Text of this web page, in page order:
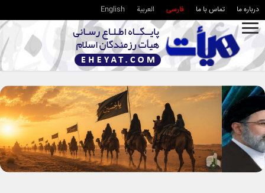
درباره ما تماس با ما فارسی العربية English